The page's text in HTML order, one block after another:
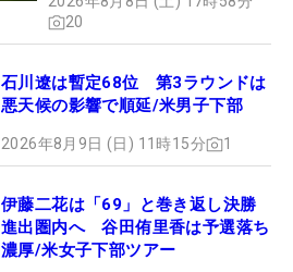
20
石川遼は暫定68位 第3ラウンドは
悪天候の影響で順延/米男子下部
2026年8月9日 (日) 11時15分 1
伊藤二花は「69」と巻き返し決勝
進出圏内へ 谷田侑里香は予選落ち
濃厚/米女子下部ツアー